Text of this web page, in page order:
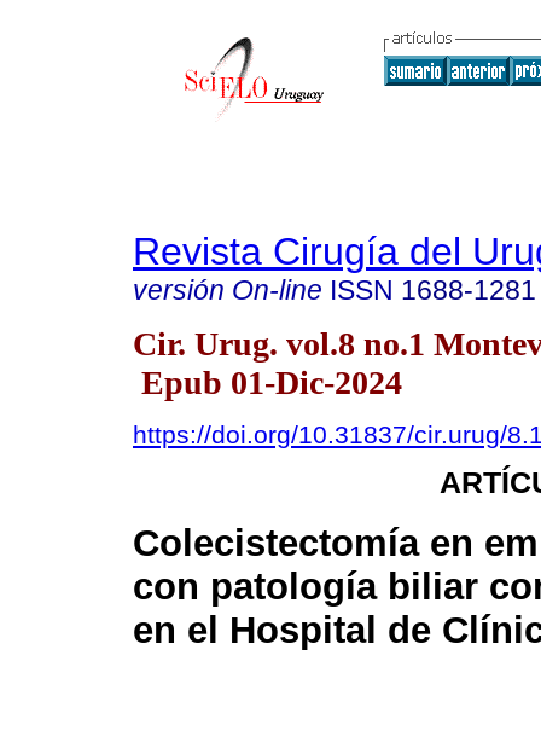
Revista Cirugía del
versión On-line ISSN 1688-1281
Cir. Urug. vol.8 no.1
Epub 01-Dic-2024
https://doi.org/10.31837/cir.urug/
Colecistectomía en
con patología biliar
en el Hospital de